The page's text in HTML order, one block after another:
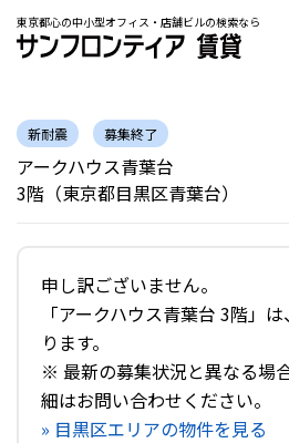
東京都心の中小型オフィス・店舗ビルの検索なら
新耐震 募集終了
アークハウス青葉台
3階（東京都目黒区青葉台）
申し訳ございません。
「アークハウス青葉台 3階」
ります。
※ 最新の募集状況と異なる場
細はお問い合わせください。
» 目黒区エリアの物件を見る